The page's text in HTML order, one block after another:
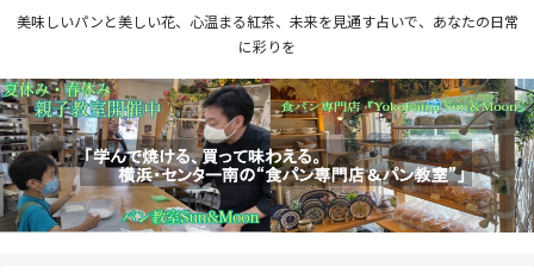
美味しいパンと美しい花、心温まる紅茶、未来を見通す占いで、あなたの日常
に彩りを